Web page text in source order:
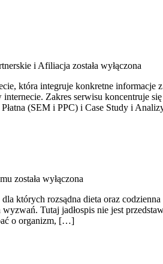
i Afiliacja została wyłączona
która integruje konkretne
Zakres serwisu koncentruje
(SEM i PPC) i Case Study i
została wyłączona
których rozsądna dieta oraz
Tutaj jadłospis nie jest
o organizm, […]